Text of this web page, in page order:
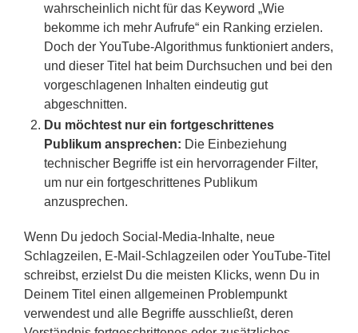
wahrscheinlich nicht für das Keyword „Wie
bekomme ich mehr Aufrufe“ ein Ranking erzielen.
Doch der YouTube-Algorithmus funktioniert anders,
und dieser Titel hat beim Durchsuchen und bei den
vorgeschlagenen Inhalten eindeutig gut
abgeschnitten.
Du möchtest nur ein fortgeschrittenes
Publikum ansprechen: Die Einbeziehung
technischer Begriffe ist ein hervorragender Filter,
um nur ein fortgeschrittenes Publikum
anzusprechen.
Wenn Du jedoch Social-Media-Inhalte, neue
Schlagzeilen, E-Mail-Schlagzeilen oder YouTube-Titel
schreibst, erzielst Du die meisten Klicks, wenn Du in
Deinem Titel einen allgemeinen Problempunkt
verwendest und alle Begriffe ausschließt, deren